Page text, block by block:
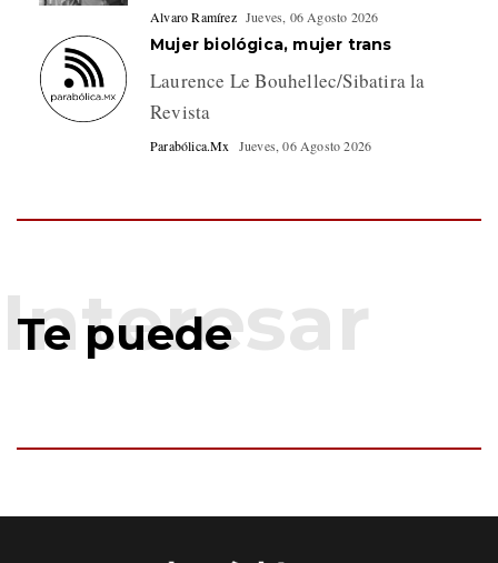
Alvaro Ramírez Jueves, 06 Agosto 2026
Mujer biológica, mujer trans
Laurence Le Bouhellec/Sibatira la
Revista
Parabólica.Mx Jueves, 06 Agosto 2026
Te puede